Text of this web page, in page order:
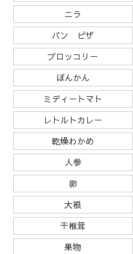
ニラ
パン ピザ
ブロッコリー
ぽんかん
ミディートマト
レトルトカレー
乾燥わかめ
人参
卵
大根
干椎茸
果物